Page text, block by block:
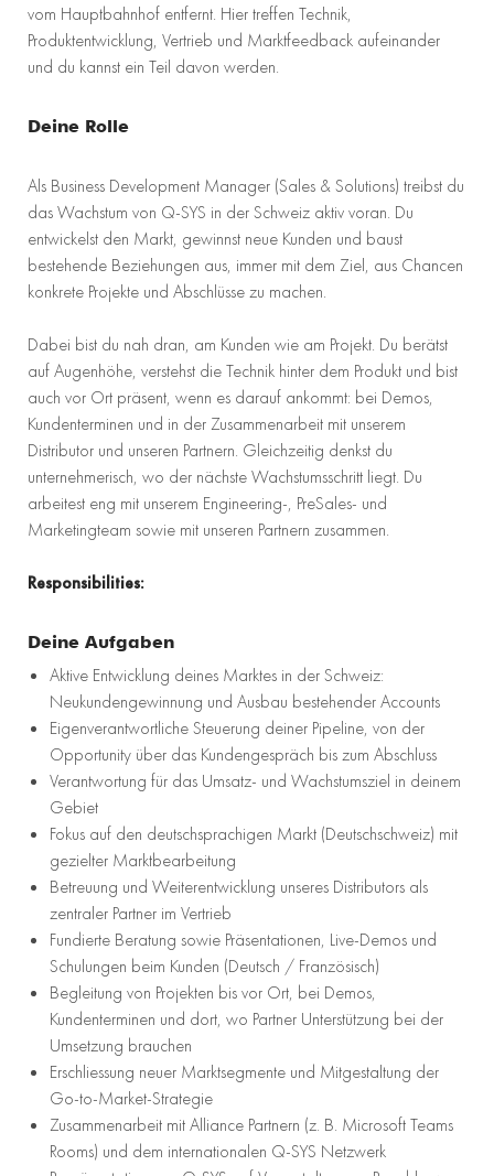
vom Hauptbahnhof entfernt. Hier treffen Technik,
Produktentwicklung, Vertrieb und Marktfeedback aufeinander
und du kannst ein Teil davon werden.
Deine Rolle
Als Business Development Manager (Sales & Solutions) treibst du
das Wachstum von Q-SYS in der Schweiz aktiv voran. Du
entwickelst den Markt, gewinnst neue Kunden und baust
bestehende Beziehungen aus, immer mit dem Ziel, aus Chancen
konkrete Projekte und Abschlüsse zu machen.
Dabei bist du nah dran, am Kunden wie am Projekt. Du berätst
auf Augenhöhe, verstehst die Technik hinter dem Produkt und bist
auch vor Ort präsent, wenn es darauf ankommt: bei Demos,
Kundenterminen und in der Zusammenarbeit mit unserem
Distributor und unseren Partnern. Gleichzeitig denkst du
unternehmerisch, wo der nächste Wachstumsschritt liegt. Du
arbeitest eng mit unserem Engineering-, PreSales- und
Marketingteam sowie mit unseren Partnern zusammen.
Responsibilities:
Deine Aufgaben
Aktive Entwicklung deines Marktes in der Schweiz:
Neukundengewinnung und Ausbau bestehender Accounts
Eigenverantwortliche Steuerung deiner Pipeline, von der
Opportunity über das Kundengespräch bis zum Abschluss
Verantwortung für das Umsatz- und Wachstumsziel in deinem
Gebiet
Fokus auf den deutschsprachigen Markt (Deutschschweiz) mit
gezielter Marktbearbeitung
Betreuung und Weiterentwicklung unseres Distributors als
zentraler Partner im Vertrieb
Fundierte Beratung sowie Präsentationen, Live-Demos und
Schulungen beim Kunden (Deutsch / Französisch)
Begleitung von Projekten bis vor Ort, bei Demos,
Kundenterminen und dort, wo Partner Unterstützung bei der
Umsetzung brauchen
Erschliessung neuer Marktsegmente und Mitgestaltung der
Go-to-Market-Strategie
Zusammenarbeit mit Alliance Partnern (z. B. Microsoft Teams
Rooms) und dem internationalen Q-SYS Netzwerk